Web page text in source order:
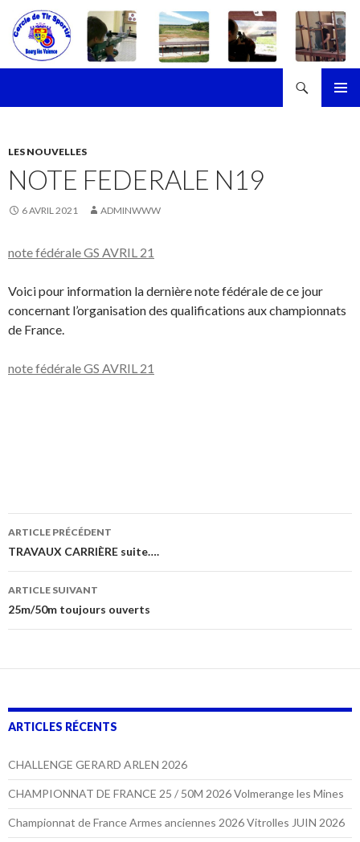
LES NOUVELLES
NOTE FEDERALE N19
6 AVRIL 2021 ADMINWWW
note fédérale GS AVRIL 21
Voici pour information la dernière note fédérale de ce jour
concernant l’organisation des qualifications aux championnats
de France.
note fédérale GS AVRIL 21
Navigation
des
articles
ARTICLE PRÉCÉDENT
TRAVAUX CARRIÈRE suite….
ARTICLE SUIVANT
25m/50m toujours ouverts
ARTICLES RÉCENTS
CHALLENGE GERARD ARLEN 2026
CHAMPIONNAT DE FRANCE 25 / 50M 2026 Volmerange les Mines
Championnat de France Armes anciennes 2026 Vitrolles JUIN 2026